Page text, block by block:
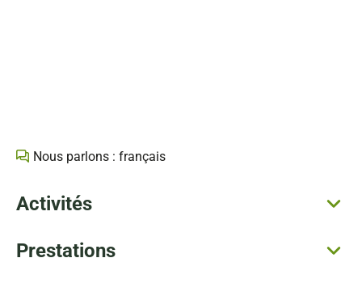
Nous parlons : français
Activités
Prestations